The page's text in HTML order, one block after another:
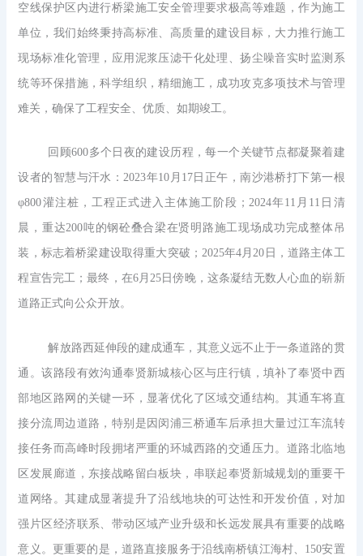
空线保护区内进行桥梁施工安全管理要求极高等难题，作为施工
单位，我们始终秉持高标准、高质量的建设目标，大力推行施工
现场标准化管理，应用泥浆压滤干化处理、扬尘噪音实时监测系
统等环保措施，科学组织，精细施工，成功攻克多项技术与管理
难关，确保了工程安全、优质、如期竣工。
回顾600多个日夜的建设历程，每一个关键节点都凝聚着建
设者的智慧与汗水：2023年10月17日正午，南沙港桥打下第一根
φ800灌注桩，工程正式进入主体施工阶段；2024年11月11日清
晨，重达200吨的钢砼叠合梁在贤明路施工现场成功完成整体吊
装，标志着桥梁建设取得重大突破；2025年4月20日，道路主体工
程宣告完工；最终，在6月25日傍晚，这条凝结无数人心血的崭新
道路正式向公众开放。
解放路西延伸段的建成通车，其意义远不止于一条道路的贯
通。该路段有效沟通奉贤新城核心区与庄行镇，填补了奉贤中西
部地区路网的关键一环，显著优化了区域交通结构。其通车将直
接分流周边道路，特别是因闵浦三桥通车后承担大量过江车流转
接任务而高峰时段拥堵严重的环城西路的交通压力。道路北临地
区发展廊道，东接战略留白板块，串联起奉贤新城规划的重要干
道网络。其建成显著提升了沿线地块的可达性和开发价值，对加
强片区经济联系、带动区域产业升级和长远发展具有重要的战略
意义。更重要的是，道路直接服务于沿线南桥镇江海村、150安置